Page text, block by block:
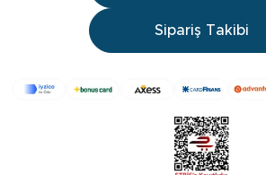
Sipariş Takibi